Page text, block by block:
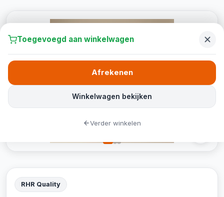
RHR Quality
Toegevoegd aan winkelwagen
Winkelwagen bekijken
Afrekenen
Verder winkelen